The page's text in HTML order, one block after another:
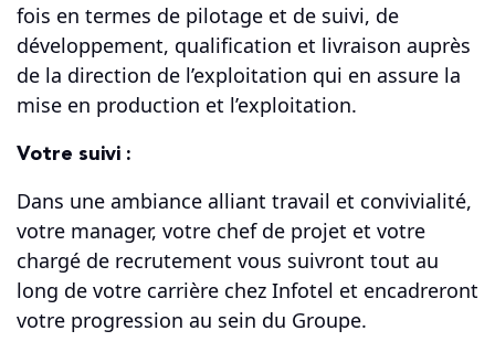
fois en termes de pilotage et de suivi, de
développement, qualification et livraison auprès
de la direction de l’exploitation qui en assure la
mise en production et l’exploitation.
Votre suivi :
Dans une ambiance alliant travail et convivialité,
votre manager, votre chef de projet et votre
chargé de recrutement vous suivront tout au
long de votre carrière chez Infotel et encadreront
votre progression au sein du Groupe.